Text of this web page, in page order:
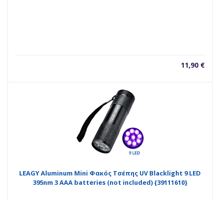
11,90 €
LEAGY ‎Aluminum Mini Φακός Τσέπης UV Blacklight 9 LED
395nm 3 AAA batteries (not included) {39111610}